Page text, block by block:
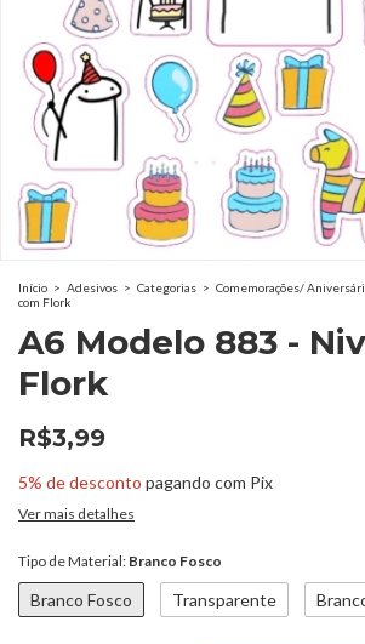
Início > Adesivos > Categorias > Comemorações/
com Flork
A6 Modelo 883 -
Flork
R$3,99
5% de desconto pagando com Pix
Ver mais detalhes
Tipo de Material: Branco Fosco
Branco Fosco Transparente